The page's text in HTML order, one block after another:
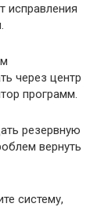
исправления
через центр
программ.
резервную
вернуть
систему,